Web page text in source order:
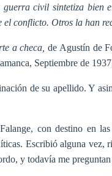
civil sintetiza bien
el conflicto. Otros la han
a checa,de Agustín de
Septiembre de
de su apellido. Y
con destino en
Escribió alguna vez,
y todavía me